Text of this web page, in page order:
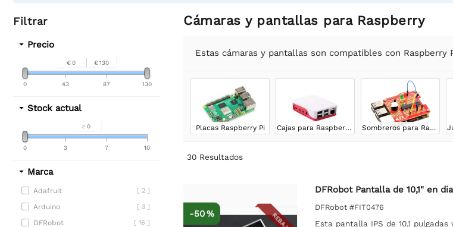
Filtrar
Precio
€ 0 € 130
0 130
43 87
Stock actual
≥ 0
0 10
3 7
Marca
Adafruit [ 2 ]
Arduino [ 3 ]
DFRobot [ 16 ]
Cámaras y pantallas para Raspberry
Estas cámaras y pantallas son compatibles con Raspberry
Placas Raspberry Pi Cajas para Raspberry Pi Sombreros para Raspberry Pi
30 Resultados
REBAJA
-50 %
DFRobot Pantalla de 10,1" en
DFRobot #FIT0476
Esta pantalla IPS de 10,1